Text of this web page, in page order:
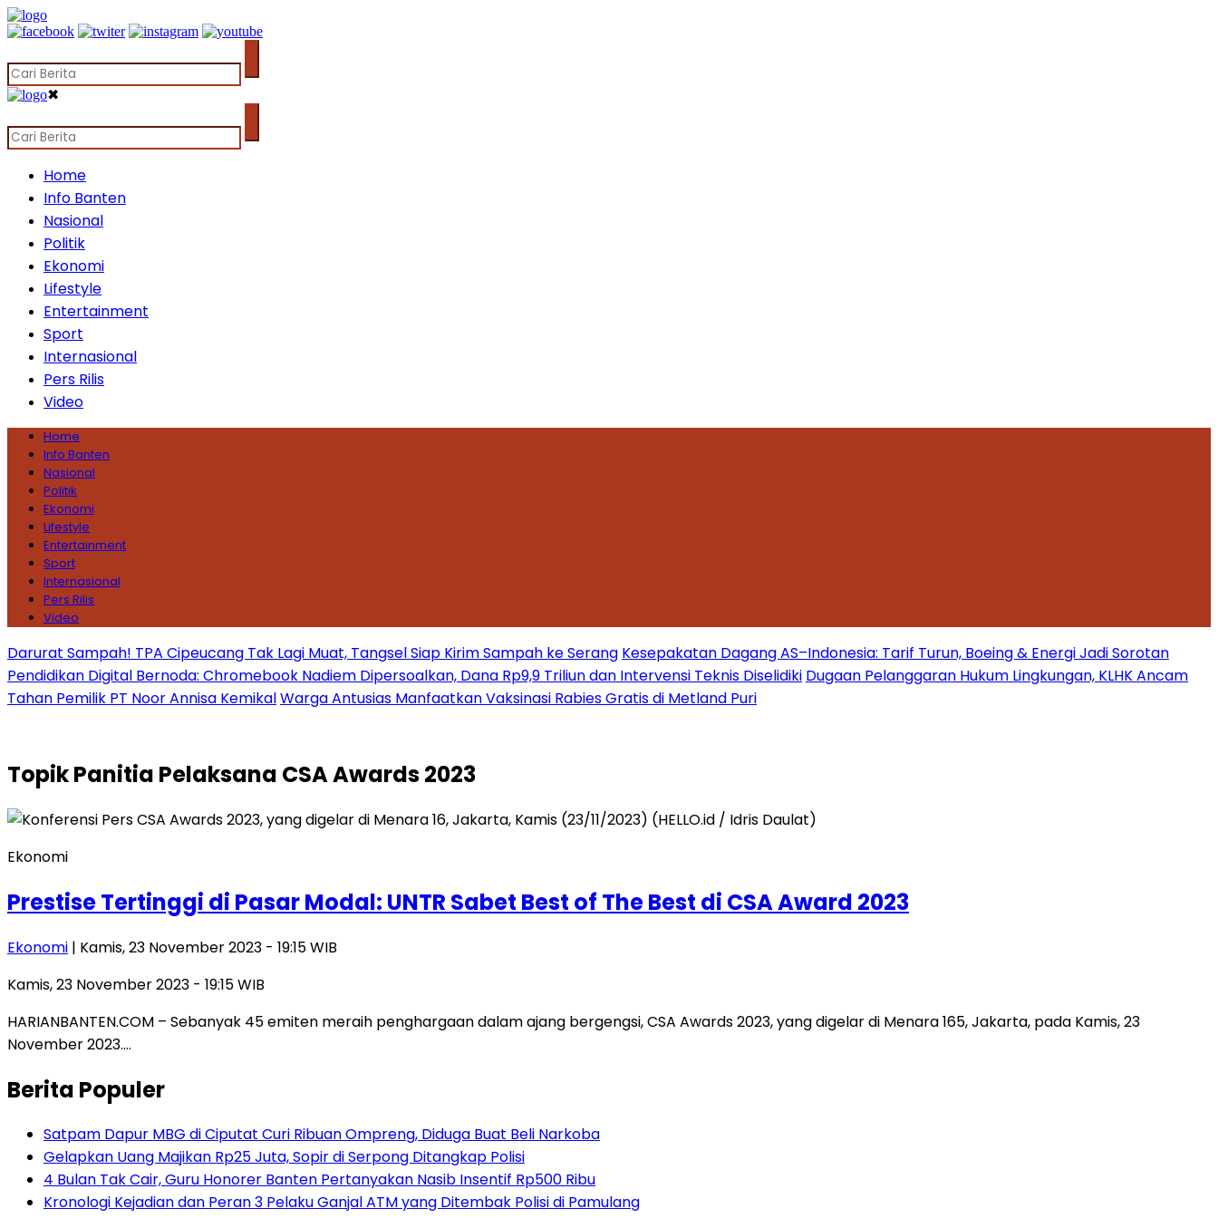
✖
Home
Info Banten
Nasional
Politik
Ekonomi
Lifestyle
Entertainment
Sport
Internasional
Pers Rilis
Video
Home
Info Banten
Nasional
Politik
Ekonomi
Lifestyle
Entertainment
Sport
Internasional
Pers Rilis
Video
Darurat Sampah! TPA Cipeucang Tak Lagi Muat, Tangsel Siap Kirim Sampah ke Serang Kesepakatan Dagang AS–Indonesia: Tarif Turun, Boeing & Energi Jadi Sorotan
Pendidikan Digital Bernoda: Chromebook Nadiem Dipersoalkan, Dana Rp9,9 Triliun dan Intervensi Teknis Diselidiki Dugaan Pelanggaran Hukum Lingkungan, KLHK Ancam
Tahan Pemilik PT Noor Annisa KemikalWarga Antusias Manfaatkan Vaksinasi Rabies Gratis di Metland Puri
TopikPanitia Pelaksana CSA Awards 2023
Ekonomi
Prestise Tertinggi di Pasar Modal: UNTR Sabet Best of The Best di CSA Award 2023
Ekonomi | Kamis, 23 November 2023 - 19:15 WIB
Kamis, 23 November 2023 - 19:15 WIB
HARIANBANTEN.COM – Sebanyak 45 emiten meraih penghargaan dalam ajang bergengsi, CSA Awards 2023, yang digelar di Menara 165, Jakarta, pada Kamis, 23
November 2023….
Berita Populer
Satpam Dapur MBG di Ciputat Curi Ribuan Ompreng, Diduga Buat Beli Narkoba
Gelapkan Uang Majikan Rp25 Juta, Sopir di Serpong Ditangkap Polisi
4 Bulan Tak Cair, Guru Honorer Banten Pertanyakan Nasib Insentif Rp500 Ribu
Kronologi Kejadian dan Peran 3 Pelaku Ganjal ATM yang Ditembak Polisi di Pamulang